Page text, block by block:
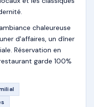
chaleureuse
d'affaires, un dîner
Réservation en
garde 100%